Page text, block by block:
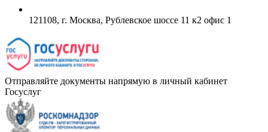
121108, г. Москва, Рублевское шоссе 11 к2 офис 1
Отправляйте документы напрямую в личный кабинет
Госуслуг